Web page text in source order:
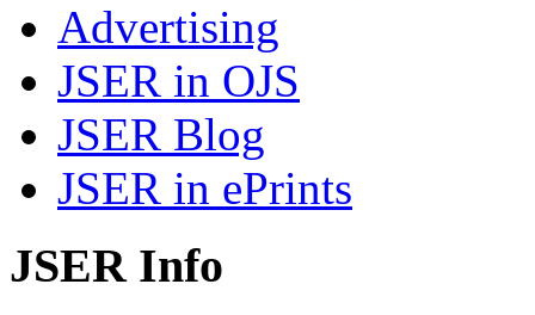
Advertising
JSER in OJS
JSER Blog
JSER in ePrints
JSER Info